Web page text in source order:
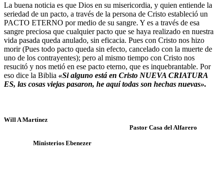
La buena noticia es que Dios en su misericordia, y quien entiende la
seriedad de un pacto, a través de la persona de Cristo estableció un
PACTO ETERNO por medio de su sangre. Y es a través de esa
sangre preciosa que cualquier pacto que se haya realizado en nuestra
vida pasada queda anulado, sin eficacia. Pues con Cristo nos hizo
morir (Pues todo pacto queda sin efecto, cancelado con la muerte de
uno de los contrayentes); pero al mismo tiempo con Cristo nos
resucitó y nos metió en ese pacto eterno, que es inquebrantable. Por
eso dice la Biblia «Si alguno está en Cristo NUEVA CRIATURA
ES, las cosas viejas pasaron, he aquí todas son hechas nuevas».
Will A Martínez
Pastor Casa del Alfarero
Ministerios Ebenezer